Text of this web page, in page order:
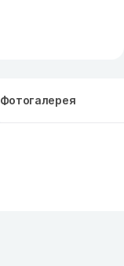
Фотогалерея